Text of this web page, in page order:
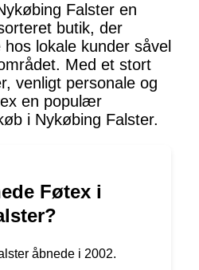
Falster en
butik, der
lokale kunder såvel
Med et stort
venligt personale og
en populær
i Nykøbing Falster.
Føtex i
åbnede i 2002.